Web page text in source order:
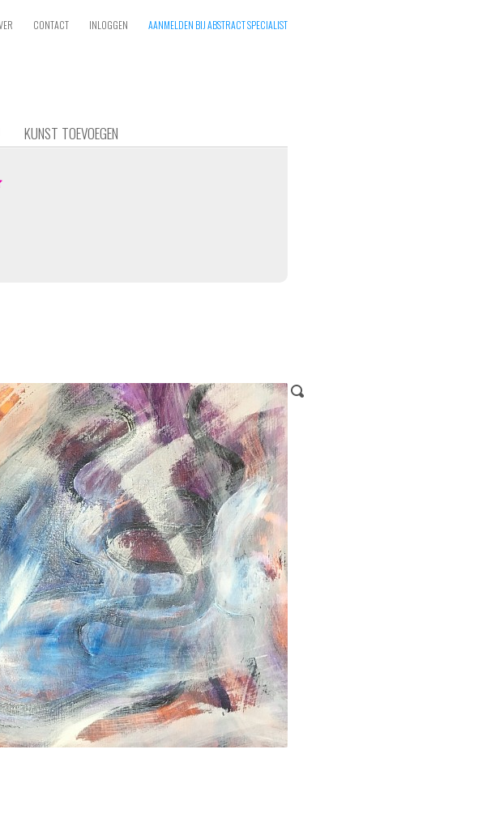
CONTACT INLOGGEN AANMELDEN BIJ ABSTRACT SPECIALIST
KUNST TOEVOEGEN